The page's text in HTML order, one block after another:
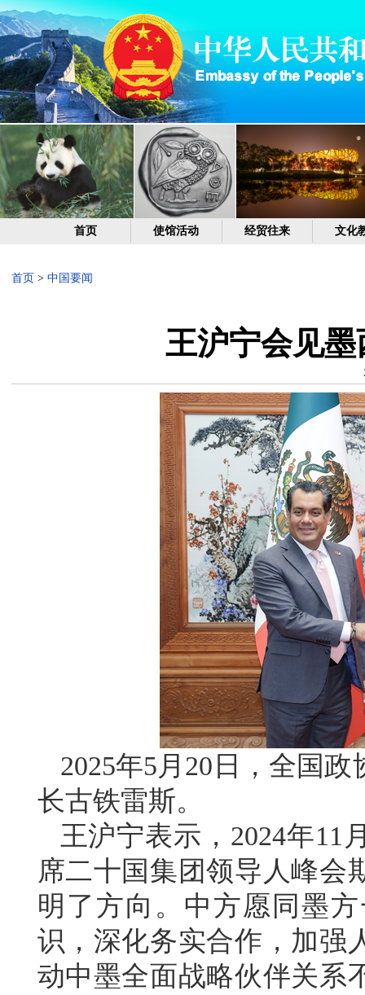
首页 使馆活动 经贸往来 文化
首页 > 中国要闻
王沪宁会见
2025年5月20日，全国
长古铁雷斯。
王沪宁表示，2024年11
席二十国集团领导人峰会
明了方向。中方愿同墨
识，深化务实合作，加强
动中墨全面战略伙伴关系